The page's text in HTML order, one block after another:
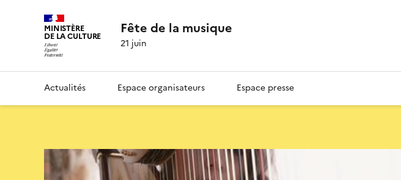
MINISTÈRE
DE LA CULTURE Fête de la musique
21 juin
Actualités Espace organisateurs Espace presse